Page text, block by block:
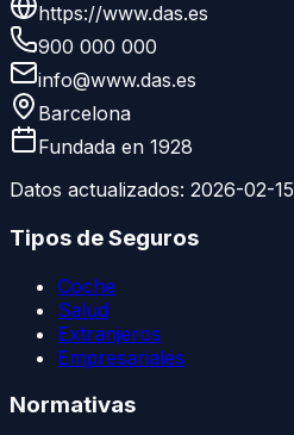
https://www.das.es
900 000 000
info@www.das.es
Barcelona
Fundada en 1928
Datos actualizados: 2026-02-15
Tipos de Seguros
Coche
Salud
Extranjeros
Empresariales
Normativas